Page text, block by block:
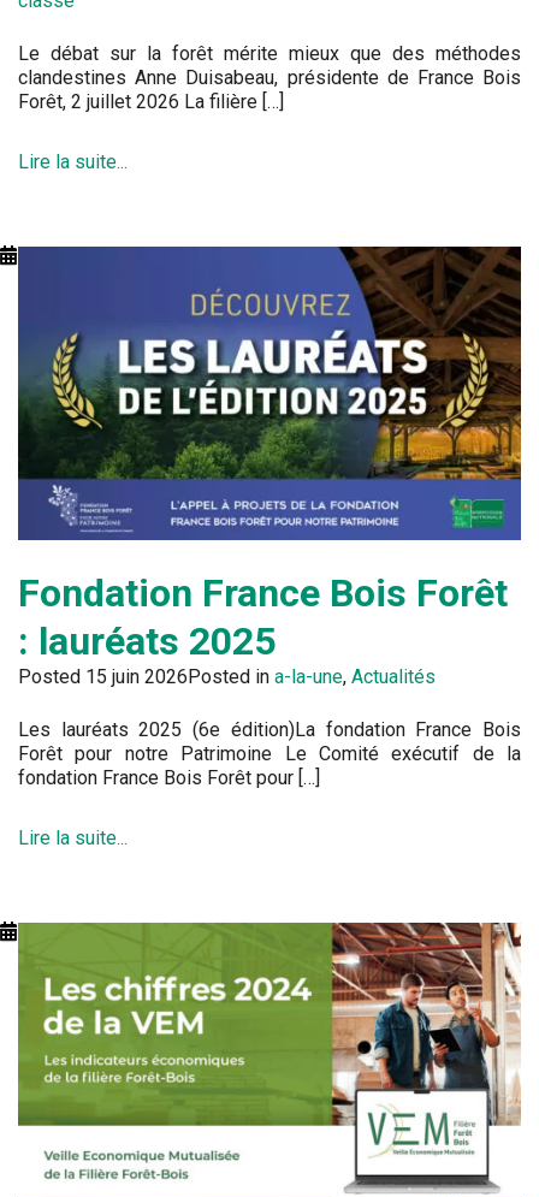
Le débat sur la forêt mérite mieux que des méthodes
clandestines Anne Duisabeau, présidente de France Bois
Forêt, 2 juillet 2026 La filière […]
Lire la suite...
Fondation France Bois Forêt
: lauréats 2025
Posted 15 juin 2026 Posted in a-la-une, Actualités
Les lauréats 2025 (6e édition)La fondation France Bois
Forêt pour notre Patrimoine Le Comité exécutif de la
fondation France Bois Forêt pour […]
Lire la suite...